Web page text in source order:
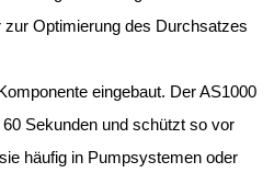
zur Optimierung des Durchsatzes
eingebaut. Der AS1000
Sekunden und schützt so vor
häufig in Pumpsystemen oder